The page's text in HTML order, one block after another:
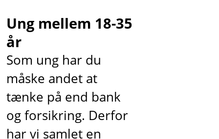
Ung mellem 18-35
år
Som ung har du
måske andet at
tænke på end bank
og forsikring. Derfor
har vi samlet en